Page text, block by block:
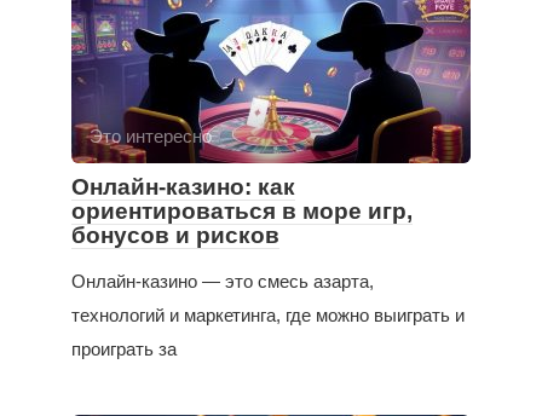
Это интересно
Онлайн-казино: как
ориентироваться в море игр,
бонусов и рисков
Онлайн-казино — это смесь азарта,
технологий и маркетинга, где можно выиграть и
проиграть за